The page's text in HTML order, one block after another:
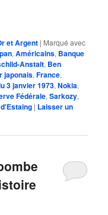
et Argent | Marqué avec
,Américains, Banque
Anstalt, Ben
japonais,France,
3 janvier 1973,Nokia,
Fédérale,Sarkozy,
| Laisser un